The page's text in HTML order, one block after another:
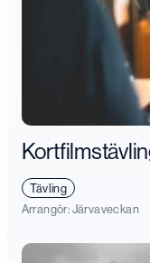
Tävling
Arrangör:Järvaveckan